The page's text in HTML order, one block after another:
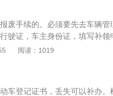
清楚商业险还是交强险，不要
像，需要看清楚上面字体标
公司，是可以让前车主去退保
用物品试一下，天窗也检查一
刮是否正常，各种档位的下的
车门的密封条，用手顺着密封
贴是否平整，每一块手感是否
里有渗油的情况，而且，也
试车子的情况，比如转向、刹
、检查发动机出厂日期、电瓶
废手续的。必须要先去车辆管
驶证，车主身份证，填写补领
的。有了大绿本机动车登记证
收公司，领取车辆移交证明，
阅读：1019
车登记证书，丢失可以补办。